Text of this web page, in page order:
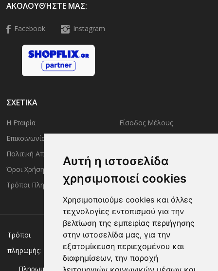
Αυτή η ιστοσελίδα
χρησιμοποιεί cookies
Χρησιμοποιούμε cookies και άλλες
τεχνολογίες εντοπισμού για την
βελτίωση της εμπειρίας περιήγησης
στην ιστοσελίδα μας, για την
εξατομίκευση περιεχομένου και
διαφημίσεων, την παροχή
ΑΚΟΛΟΥΘΉΣΤΕ ΜΑΣ:
Facebook Instagram
ΣΧΕΤΙΚΑ
Η Εταιρία
Επικοινωνία
Πολιτική Απορρήτου
Όροι Χρήσης
Τρόποι Πληρωμής
Είσοδος Μέλους
Τρόποι Αποστολής
Τρόποι
πληρωμής:
Χρεωστική/πιστωτική κάρτα Αντικαταβολή
Κατάθεση σε Τράπεζα
Πληρωμή με: